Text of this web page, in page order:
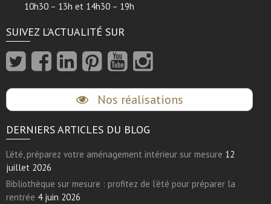
10h30 – 13h et 14h30 – 19h
SUIVEZ L’ACTUALITÉ SUR
Nos réalisations
DERNIERS ARTICLES DU BLOG
L’été, préparez votre aménagement intérieur sur mesure 12
juillet 2026
Bibliothèque sur mesure : profitez de l’été pour préparer la
rentrée 4 juin 2026